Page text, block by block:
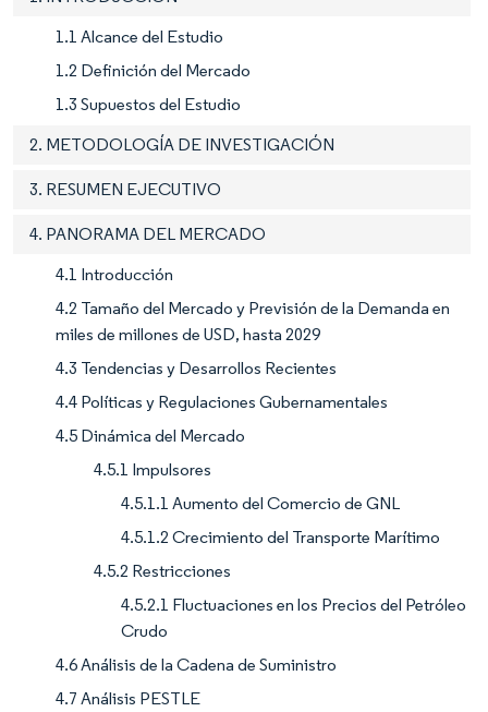
1.1 Alcance del Estudio
1.2 Definición del Mercado
1.3 Supuestos del Estudio
2. METODOLOGÍA DE INVESTIGACIÓN
3. RESUMEN EJECUTIVO
4. PANORAMA DEL MERCADO
4.1 Introducción
4.2 Tamaño del Mercado y Previsión de la Demanda en
miles de millones de USD, hasta 2029
4.3 Tendencias y Desarrollos Recientes
4.4 Políticas y Regulaciones Gubernamentales
4.5 Dinámica del Mercado
4.5.1 Impulsores
4.5.1.1 Aumento del Comercio de GNL
4.5.1.2 Crecimiento del Transporte Marítimo
4.5.2 Restricciones
4.5.2.1 Fluctuaciones en los Precios del Petróleo
Crudo
4.6 Análisis de la Cadena de Suministro
4.7 Análisis PESTLE